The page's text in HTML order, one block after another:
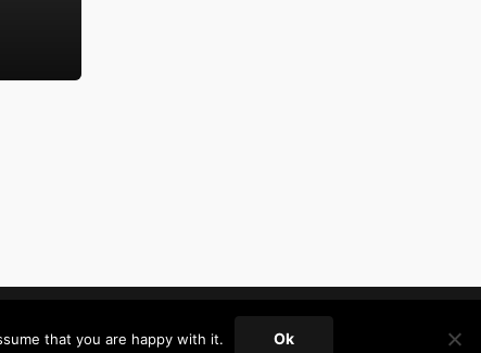
Home Datenschutz-Bestimmungen
that you are happy with it. Ok